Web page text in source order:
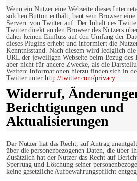
Wenn ein Nutzer eine Webseite dieses
solchen Button enthält, baut sein Browser
Servern von Twitter auf. Der Inhalt des
Twitter direkt an den Browser des Nutzers
daher keinen Einfluss auf den Umfang der
dieses Plugins erhebt und informiert die
Kenntnisstand. Nach diesem wird lediglich die
URL der jeweiligen Webseite beim Bezug
aber nicht für andere Zwecke, als die
Weitere Informationen hierzu finden sich in
Twitter unter http://twitter.com/privacy.
Widerruf,
Berichtigungen und
Aktualisierungen
Der Nutzer hat das Recht, auf Antrag
über die personenbezogenen Daten, die über
Zusätzlich hat der Nutzer das Recht auf
Sperrung und Löschung seiner
keine gesetzliche Aufbewahrungspflicht